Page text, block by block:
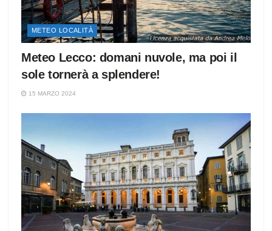
METEO LOCALITÀ
Meteo Lecco: domani nuvole, ma poi il
sole tornerà a splendere!
15 MARZO 2024